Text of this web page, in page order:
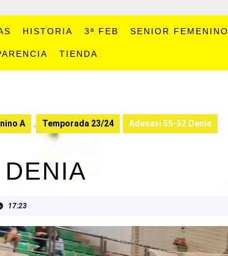
HISTORIA 3ª FEB SENIOR FEMENINO
TIENDA
A , Temporada 23/24 Adesavi 55-52 Denia
17:23